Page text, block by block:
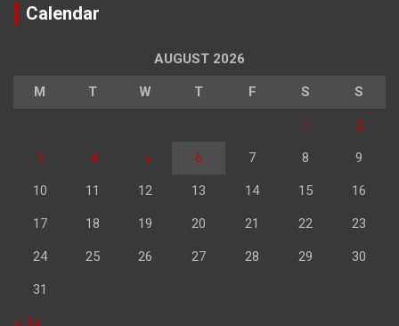
Calendar
AUGUST 2026
M T W T F S S
1 2
3 4 5 6 7 8 9
10 11 12 13 14 15 16
17 18 19 20 21 22 23
24 25 26 27 28 29 30
31